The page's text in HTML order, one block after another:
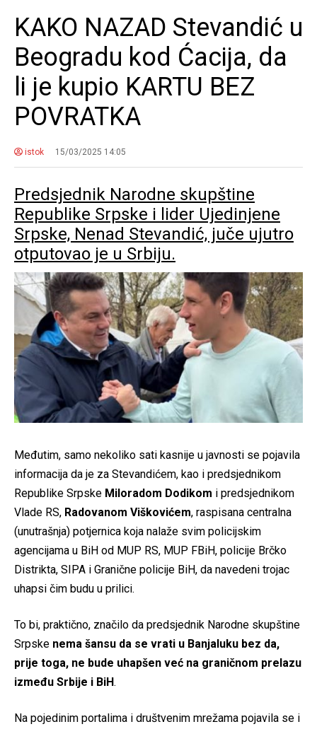
KAKO NAZAD Stevandić u
Beogradu kod Ćacija, da
li je kupio KARTU BEZ
POVRATKA
istok 15/03/2025 14:05
Predsjednik Narodne skupštine
Republike Srpske i lider Ujedinjene
Srpske, Nenad Stevandić, juče ujutro
otputovao je u Srbiju.
Međutim, samo nekoliko sati kasnije u javnosti se pojavila
informacija da je za Stevandićem, kao i predsjednikom
Republike Srpske Miloradom Dodikom i predsjednikom
Vlade RS, Radovanom Viškovićem, raspisana centralna
(unutrašnja) potjernica koja nalaže svim policijskim
agencijama u BiH od MUP RS, MUP FBiH, policije Brčko
Distrikta, SIPA i Granične policije BiH, da navedeni trojac
uhapsi čim budu u prilici.
To bi, praktično, značilo da predsjednik Narodne skupštine
Srpske nema šansu da se vrati u Banjaluku bez da,
prije toga, ne bude uhapšen već na graničnom prelazu
između Srbije i BiH.
Na pojedinim portalima i društvenim mrežama pojavila se i